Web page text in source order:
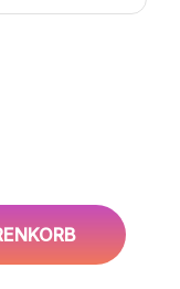
verzeih ich